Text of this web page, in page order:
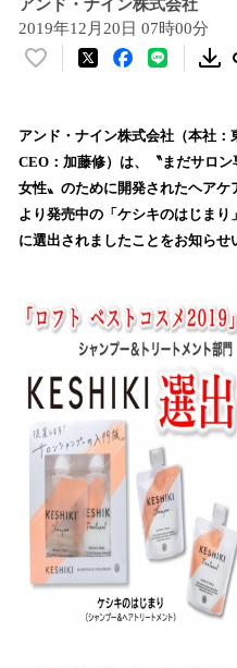
アンド・ナイン株式会社
2019年12月20日 07時00分
い
！
数
を
読
み
込
で
アンド・ナイン株式会社（本社
CEO：加藤修）は、〝まだサロ
女性〟のために開発されたヘアケ
より発売中の「ケシキのはじまり
に選出されましたことをお知らせ